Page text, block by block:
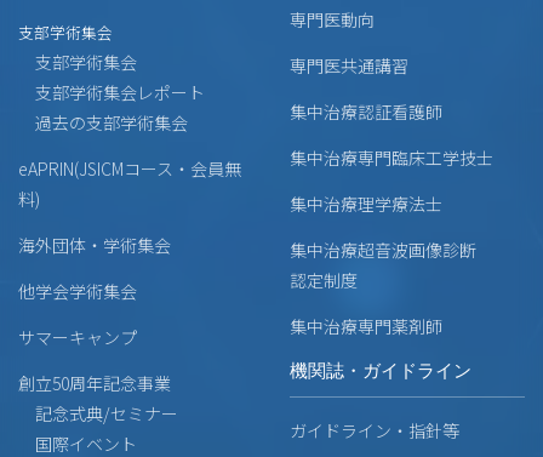
支部学術集会
支部学術集会
支部学術集会レポート
過去の支部学術集会
eAPRIN(JSICMコース・会員無
料)
海外団体・学術集会
他学会学術集会
サマーキャンプ
創立50周年記念事業
記念式典/セミナー
国際イベント
専門医動向
専門医共通講習
集中治療認証看護師
集中治療専門臨床工学技士
集中治療理学療法士
集中治療超音波画像診断
認定制度
集中治療専門薬剤師
機関誌・ガイドライン
ガイドライン・指針等